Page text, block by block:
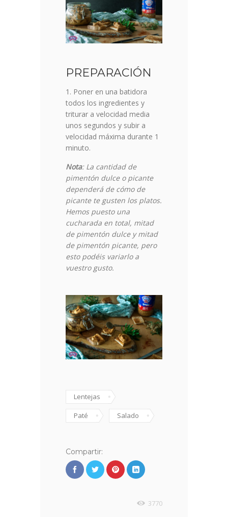
PREPARACIÓN
Poner en una batidora
todos los ingredientes y
triturar a velocidad media
unos segundos y subir a
velocidad máxima durante 1
minuto.
Nota: La cantidad de
pimentón dulce o picante
dependerá de cómo de
picante te gusten los platos.
Hemos puesto una
cucharada en total, mitad
de pimentón dulce y mitad
de pimentón picante, pero
esto podéis variarlo a
vuestro gusto.
Lentejas
Paté Salado
Compartir:
3770